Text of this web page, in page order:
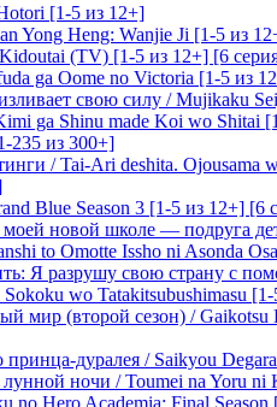
[1-5 из 12+]
Yong Heng: Wanjie Ji [1-5 из
(TV) [1-5 из 12+] [6
ga Oome no Victoria [1-5 из
свою силу / Mujikaku
ga Shinu made Koi wo Shitai
235 из 300+]
/ Tai-Ari deshita. Ojousama
Blue Season 3 [1-5 из 12+] [6
новой школе — подруга
to Omotte Issho ni Asonda
Я разрушу свою страну с
wo Tatakitsubushimasu
мир (второй сезон) /
принца-дуралея / Saikyou
ночи / Toumei na Yoru
no Hero Academia: Final